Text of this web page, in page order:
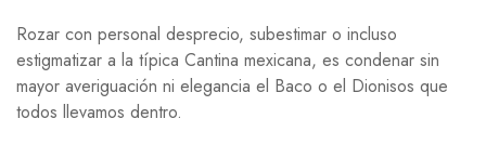
Rozar con personal desprecio, subestimar o incluso
estigmatizar a la típica Cantina mexicana, es condenar sin
mayor averiguación ni elegancia el Baco o el Dionisos que
todos llevamos dentro.